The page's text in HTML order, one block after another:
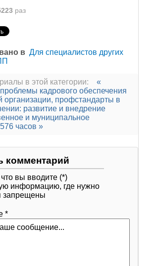
раз
в Для специалистов других
в этой категории:
«
кадрового обеспечения
организации, профстандарты в
развитие и внедрение
и муниципальное
часов »
комментарий
вы вводите (*)
информацию, где нужно
запрещены
*